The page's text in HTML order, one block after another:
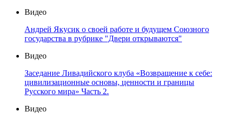
Видео
Андрей Якусик о своей работе и будущем Союзного
государства в рубрике "Двери открываются"
Видео
Заседание Ливадийского клуба «Возвращение к себе:
цивилизационные основы, ценности и границы
Русского мира» Часть 2.
Видео